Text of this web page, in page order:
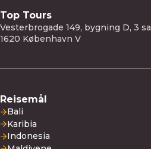
Top Tours
Vesterbrogade 149, bygning D, 3 sal
1620 København V
Reisemål
Bali
Karibia
Indonesia